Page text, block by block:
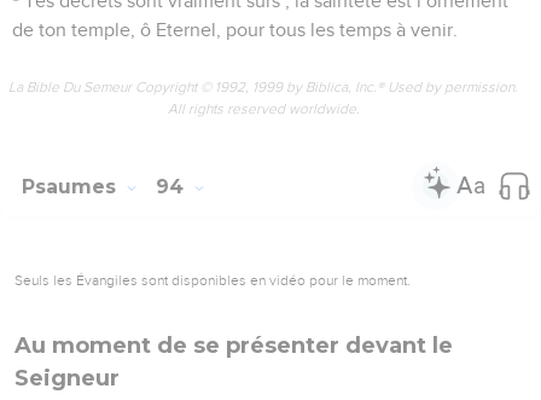
Il est bon de louer l’Eternel, de célébrer par des chants le
Et de proclamer, dès le point du jour, ton amour, tout au
long des nuits, ta fidélité,
Ce que tu fais, Eternel, me remplit de joie et j’acclamerai
sont profondes !
8 Si les malfaisants croissent comme l’herbe, si tous les
*méchants sont si florissants, c’est pour périr à jamais.